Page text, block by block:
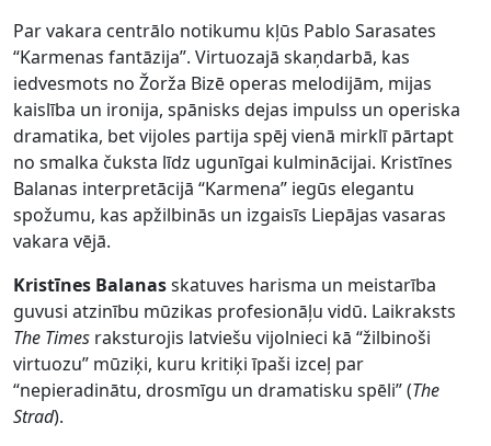
Par vakara centrālo notikumu kļūs Pablo Sarasates
“Karmenas fantāzija”. Virtuozajā skaņdarbā, kas
iedvesmots no Žorža Bizē operas melodijām, mijas
kaislība un ironija, spānisks dejas impulss un operiska
dramatika, bet vijoles partija spēj vienā mirklī pārtapt
no smalka čuksta līdz ugunīgai kulminācijai. Kristīnes
Balanas interpretācijā “Karmena” iegūs elegantu
spožumu, kas apžilbinās un izgaisīs Liepājas vasaras
vakara vējā.
Kristīnes Balanasskatuves harisma un meistarība
guvusi atzinību mūzikas profesionāļu vidū. Laikraksts
The Times raksturojis latviešu vijolnieci kā “žilbinoši
virtuozu” mūziķi, kuru kritiķi īpaši izceļ par
“nepieradinātu, drosmīgu un dramatisku spēli” (The
Strad).